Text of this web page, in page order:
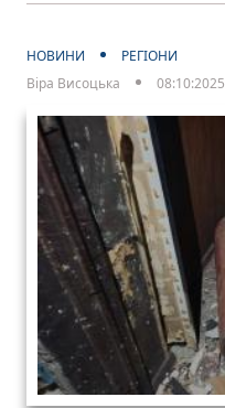
НОВИНИ
РЕГІОНИ
Віра Висоцька
08:10:2025